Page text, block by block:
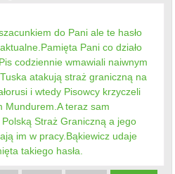
do Pani ale te hasło
Pani co działo
codziennie wmawiali naiwnym
atakują straż graniczną na
i wtedy Pisowcy krzyczeli
Mundurem.A teraz sam
Straż Graniczną a jego
im w pracy.Bąkiewicz udaje
takiego hasła.